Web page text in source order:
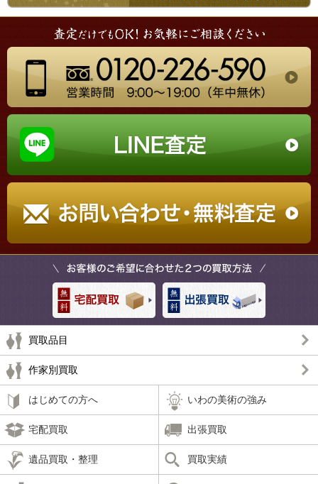
買取品目
作家別買取
はじめての方へ いわの美術の強み
宅配買取 出張買取
遺品買取・整理 買取実績